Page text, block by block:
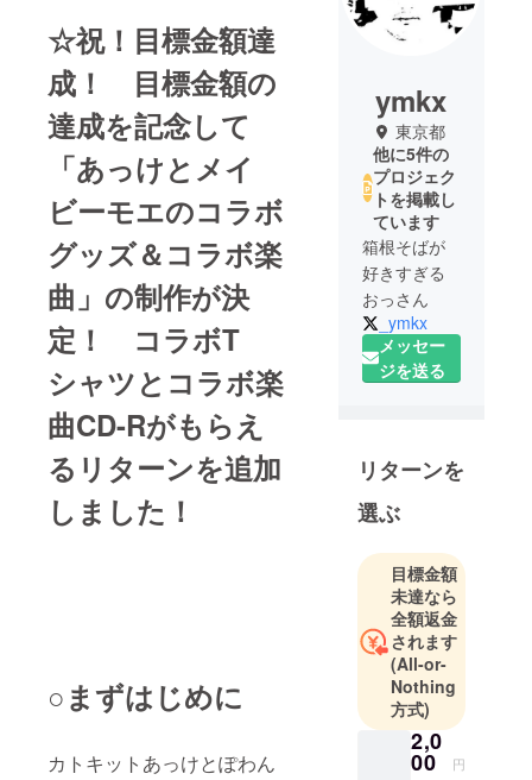
☆祝！目標金額達
成！ 目標金額の
達成を記念して
「あっけとメイ
ビーモエのコラボ
グッズ＆コラボ楽
曲」の制作が決
定！ コラボT
シャツとコラボ楽
曲CD-Rがもらえ
るリターンを追加
しました！
○まずはじめに
カトキットあっけとぽわん
ymkx
東京都
他に5件の
プロジェク
トを掲載し
ています
箱根そばが
好きすぎる
おっさん
_ymkx
メッセー
ジを送る
リターンを
選ぶ
目標金額
未達なら
全額返金
されます
(All-or-
Nothing
方式)
2,0
00 円